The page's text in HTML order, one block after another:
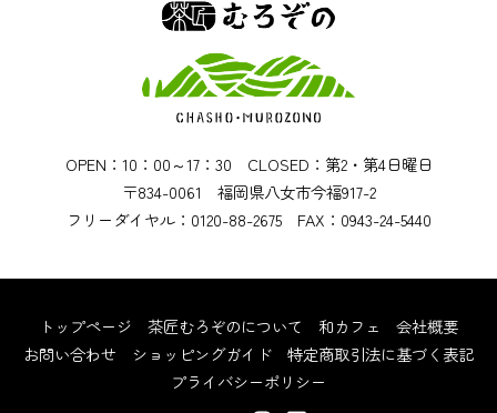
OPEN：10：00～17：30 CLOSED：第2・第4日曜日
〒834-0061 福岡県八女市今福917-2
フリーダイヤル：0120-88-2675 FAX：0943-24-5440
トップページ 茶匠むろぞのについて 和カフェ
会社概要
お問い合わせ
ショッピングガイド
特定商取引法に基づく表記
プライバシーポリシー